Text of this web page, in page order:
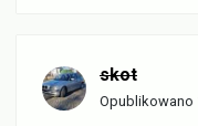
skot
Opublikowano